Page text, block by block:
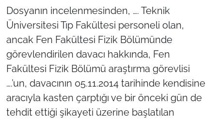
Dosyanın incelenmesinden, …. Teknik
Üniversitesi Tıp Fakültesi personeli olan,
ancak Fen Fakültesi Fizik Bölümünde
görevlendirilen davacı hakkında, Fen
Fakültesi Fizik Bölümü araştırma görevlisi
….’un, davacının 05.11.2014 tarihinde kendisine
aracıyla kasten çarptığı ve bir önceki gün de
tehdit ettiği şikayeti üzerine başlatılan